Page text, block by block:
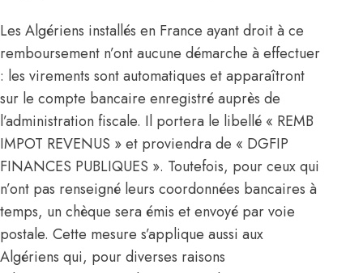
Les Algériens installés en France ayant droit à ce
remboursement n’ont aucune démarche à effectuer
: les virements sont automatiques et apparaîtront
sur le compte bancaire enregistré auprès de
l’administration fiscale. Il portera le libellé « REMB
IMPOT REVENUS » et proviendra de « DGFIP
FINANCES PUBLIQUES ». Toutefois, pour ceux qui
n’ont pas renseigné leurs coordonnées bancaires à
temps, un chèque sera émis et envoyé par voie
postale. Cette mesure s’applique aussi aux
Algériens qui, pour diverses raisons